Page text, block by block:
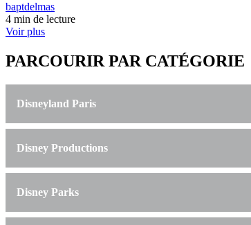
baptdelmas
4 min de lecture
Voir plus
PARCOURIR PAR CATÉGORIE
Disneyland Paris
Disney Productions
Disney Parks